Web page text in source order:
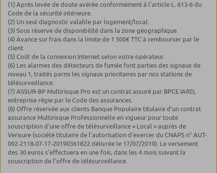
(1) Après levée de doute avérée conformément à l’article L. 613-6 du
Code de la sécurité intérieure.
(2) Un seul diagnostic valable par logement/local.
(3) Sous réserve de disponibilité dans la zone géographique.
(4) Avance sur frais dans la limite de 1 500€ TTC à rembourser par le
client.
(5) Coût de la connexion Internet selon votre opérateur.
(6) Les alarmes des détecteurs de fumée font parties des signaux de
niveau 1, traités parmi les signaux prioritaires par nos stations de
télésurveillance.
(7) ASSUR-BP Multirisque Pro est un contrat assuré par BPCE IARD,
entreprise régie par le Code des assurances.
(8) Offre réservée aux clients Banque Populaire titulaire d’un contrat
assurance Multirisque Professionnelle en vigueur pour toute
souscription d’une offre de télésurveillance « Local » auprès de
Verisure (société titulaire de l’autorisation d’exercer du CNAPS n° AUT-
092-2118-07-17-20190361822 délivrée le 17/07/2019). Le versement
des 30 euros s’effectuera en une fois, dans les 4 mois suivant la
souscription de l’offre de télésurveillance.